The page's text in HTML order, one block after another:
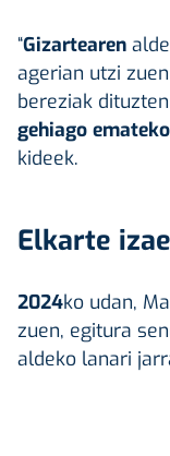
“Gizartearen
agerian utzi
bereziak
gehiago emateko
kideek.
Elkarte
2024ko udan,
zuen, egitura
aldeko lanari